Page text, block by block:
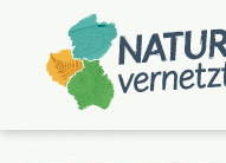
Hauptmenü
springen
Hauptinhalt
springen